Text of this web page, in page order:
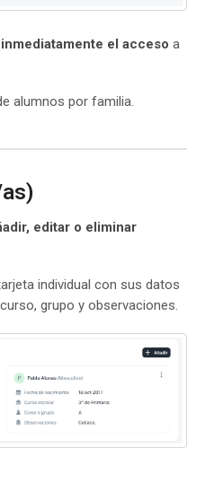
el acceso a
alumnos por familia.
editar o eliminar
individual con sus datos
grupo y observaciones.